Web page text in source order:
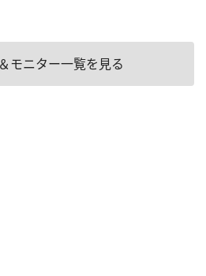
モニター一覧を見る